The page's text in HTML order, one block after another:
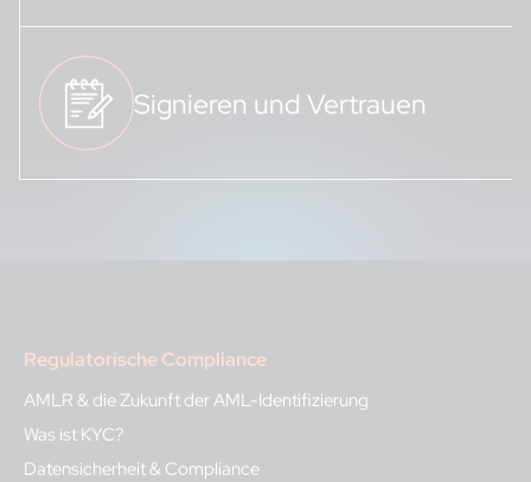
Signieren und Vertrauen
Regulatorische Compliance
AMLR & die Zukunft der AML-Identifizierung
Was ist KYC?
Datensicherheit & Compliance